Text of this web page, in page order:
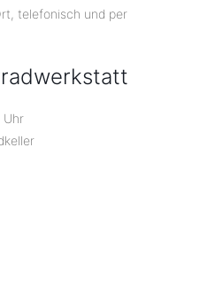
telefonisch und per
Uhr